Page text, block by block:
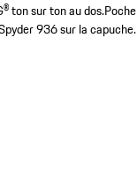
ton sur ton au dos.Poche
936 sur la capuche.